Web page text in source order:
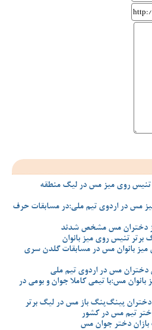
روی میز مس در لیگ منطقه
مس در اردوی تیم ملی:در مسابقات حرف
دختران مس مشخص شدند
برتر تنیس روی میز بانوان
بانوان مس در مسابقات گلدن سری
مس در اردوی تیم ملی
مس:با تیمی کاملا جوان و بومی در
پینگ‌پنگ باز مس در لیگ برتر
تیم مس در کشور
دختر جوان مس